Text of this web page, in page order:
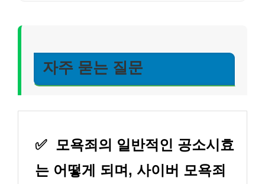
자주 묻는 질문
✅ 모욕죄의 일반적인 공소시효
는 어떻게 되며, 사이버 모욕죄